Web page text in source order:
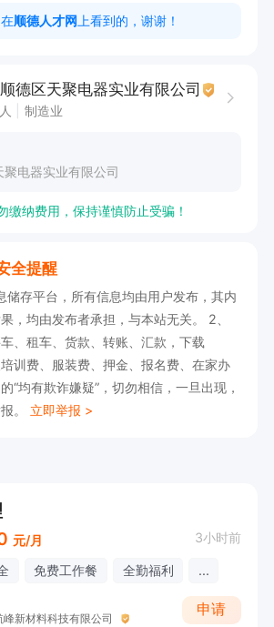
事务，保障公司日常运营。
配合总经理处理各部门间的人事
安全生产法，能独立处理劳动纠
综合管理能力，有宿舍、食堂、
理经验。
压能力好，善于沟通协调。
保（五险）
顺德人才网 上看到的，谢谢！
德区天聚电器实业有限公司
制造业
电器实业有限公司
缴纳费用，保持谨慎防止受骗！
全提醒
储存平台，所有信息均由用户发布，其内
，均由发布者承担，与本站无关。 2、
、租车、货款、转账、汇款，下载
训费、服装费、押金、报名费、在家办
“均有欺诈嫌疑”，切勿相信，一旦出现，
。 立即举报 >
元/月 3小时前
免费工作餐 全勤福利 ...
新材料科技有限公司
申请